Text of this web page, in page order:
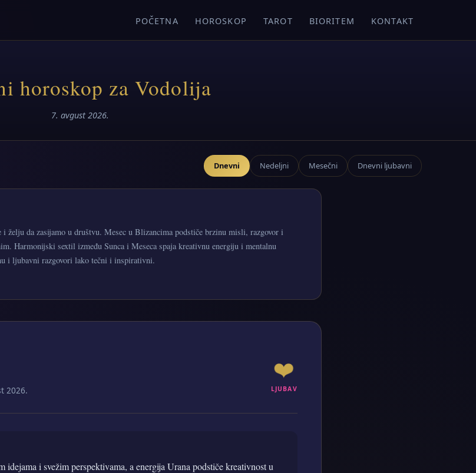
POČETNA HOROSKOP TAROT BIORITEM KONTAKT
horoskop za Vodolija
7. avgust 2026.
Dnevni Nedeljni Mesečni Dnevni ljubavni
želju da zasijamo u društvu. Mesec u Blizancima podstiče brzinu misli, razgovor i
Harmonijski sextil između Sunca i Meseca spaja kreativnu energiju i mentalnu
i ljubavni razgovori lako tečni i inspirativni.
2026.
❤️
LJUBAV
idejama i svežim perspektivama, a energija Urana podstiče kreativnost u